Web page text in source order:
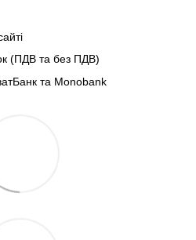
(ПДВ та без ПДВ)
та Monobank